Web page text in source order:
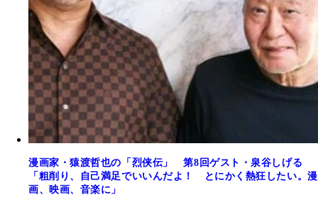
漫画家・猿渡哲也の「烈侠伝」 第8回ゲスト・泉谷しげる
「粗削り、自己満足でいいんだよ！ とにかく熱狂したい。漫
画、映画、音楽に」